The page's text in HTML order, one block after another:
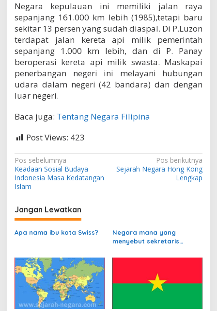
Negara kepulauan ini memiliki jalan raya
sepanjang 161.000 km lebih (1985),tetapi baru
sekitar 13 persen yang sudah diaspal. Di P.Luzon
terdapat jalan kereta api milik pemerintah
sepanjang 1.000 km lebih, dan di P. Panay
beroperasi kereta api milik swasta. Maskapai
penerbangan negeri ini melayani hubungan
udara dalam negeri (42 bandara) dan dengan
luar negeri.
Baca juga: Tentang Negara Filipina
Post Views: 423
N
a
v
i
g
a
i
p
Pos sebelumnya
Keadaan Sosial Budaya
Indonesia Masa Kedatangan
Islam
Pos berikutnya
Sejarah Negara Hong Kong
Lengkap
Jangan Lewatkan
Apa nama ibu kota Swiss?
Negara mana yang
menyebut sekretaris
perbendaharaannya